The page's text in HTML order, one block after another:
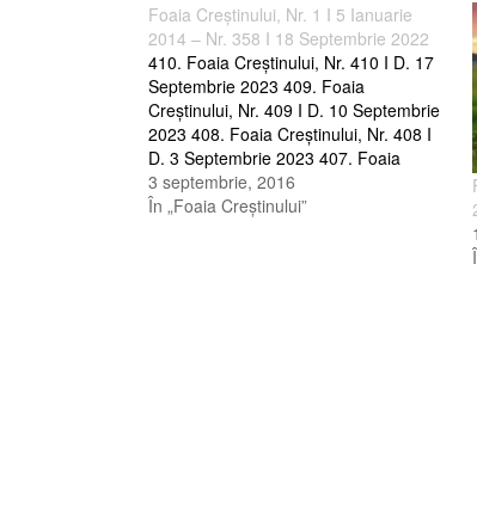
Foaia Creştinului, Nr. 1 I 5 Ianuarie
2014 – Nr. 358 I 18 Septembrie 2022
410. Foaia Creştinului, Nr. 410 I D. 17
Septembrie 2023 409. Foaia
Creştinului, Nr. 409 I D. 10 Septembrie
2023 408. Foaia Creştinului, Nr. 408 I
D. 3 Septembrie 2023 407. Foaia
Creştinului, Nr. 407 I D. 27 August
2023 406. Foaia Creştinului, Nr. 406 I
3 septembrie, 2016
În „Foaia Creştinului”